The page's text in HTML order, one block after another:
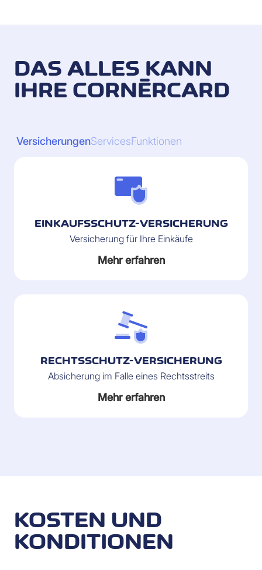
DAS ALLES KANN
IHRE CORNÈRCARD
VersicherungenServicesFunktionen
EINKAUFSSCHUTZ-VERSICHERUNG
Versicherung für Ihre Einkäufe
Mehr erfahren
RECHTSSCHUTZ-VERSICHERUNG
Absicherung im Falle eines Rechtsstreits
Mehr erfahren
KOSTEN UND
KONDITIONEN